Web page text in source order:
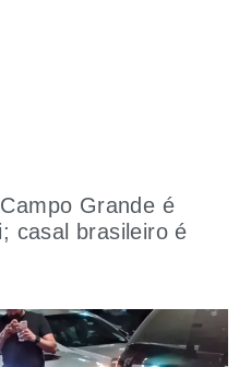
Grande é
casal brasileiro é